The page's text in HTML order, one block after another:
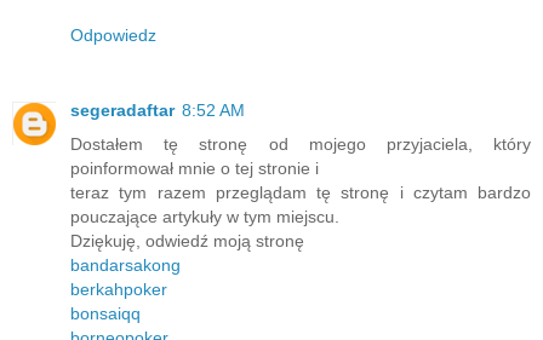
Odpowiedz
segeradaftar 8:52 AM
Dostałem tę stronę od mojego przyjaciela, który
poinformował mnie o tej stronie i
teraz tym razem przeglądam tę stronę i czytam bardzo
pouczające artykuły w tym miejscu.
Dziękuję, odwiedź moją stronę
bandarsakong
berkahpoker
bonsaiqq